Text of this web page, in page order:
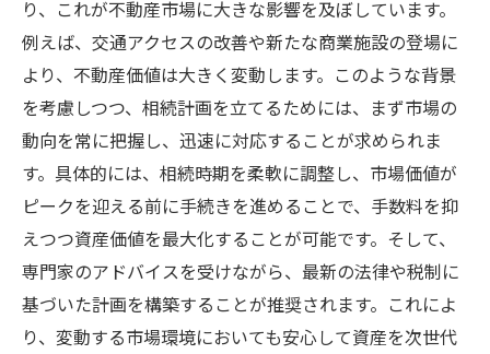
り、これが不動産市場に大きな影響を及ぼしています。
例えば、交通アクセスの改善や新たな商業施設の登場に
より、不動産価値は大きく変動します。このような背景
を考慮しつつ、相続計画を立てるためには、まず市場の
動向を常に把握し、迅速に対応することが求められま
す。具体的には、相続時期を柔軟に調整し、市場価値が
ピークを迎える前に手続きを進めることで、手数料を抑
えつつ資産価値を最大化することが可能です。そして、
専門家のアドバイスを受けながら、最新の法律や税制に
基づいた計画を構築することが推奨されます。これによ
り、変動する市場環境においても安心して資産を次世代